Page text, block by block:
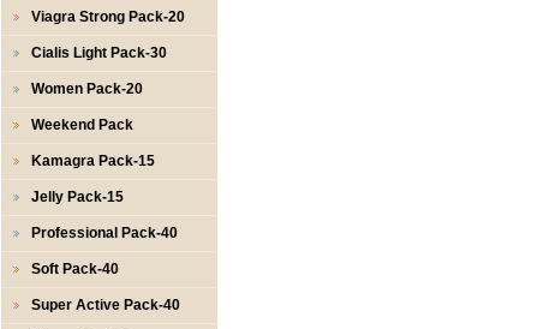
Viagra Strong Pack-20
Cialis Light Pack-30
Women Pack-20
Weekend Pack
Kamagra Pack-15
Jelly Pack-15
Professional Pack-40
Soft Pack-40
Super Active Pack-40